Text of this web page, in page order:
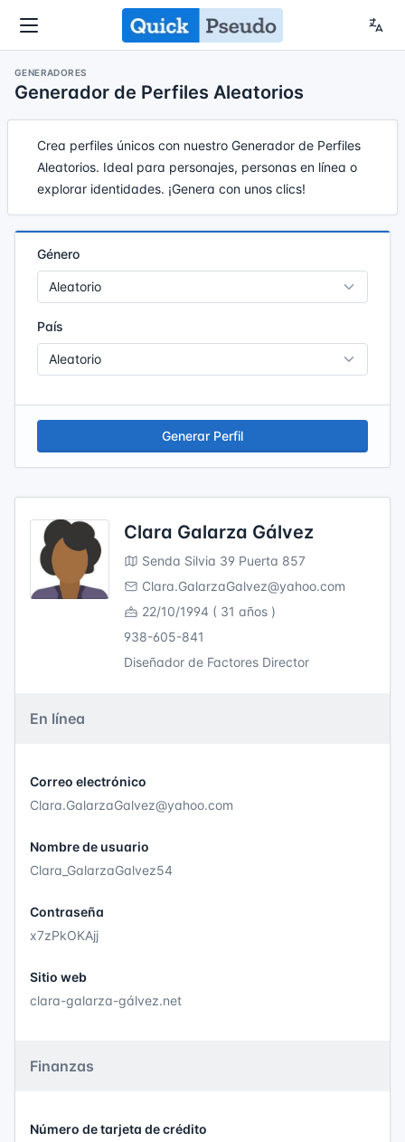
GENERADORES
Generador de Perfiles Aleatorios
Crea perfiles únicos con nuestro Generador de Perfiles
Aleatorios. Ideal para personajes, personas en línea o
explorar identidades. ¡Genera con unos clics!
Género
País
Generar Perfil
Clara Galarza Gálvez
Senda Silvia 39 Puerta 857
Clara.GalarzaGalvez@yahoo.com
22/10/1994 ( 31 años )
938-605-841
Diseñador de Factores Director
En línea
Correo electrónico
Clara.GalarzaGalvez@yahoo.com
Nombre de usuario
Clara_GalarzaGalvez54
Contraseña
x7zPkOKAjj
Sitio web
clara-galarza-gálvez.net
Finanzas
Número de tarjeta de crédito